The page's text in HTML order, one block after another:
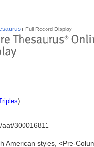
Full Record Display
)
300016811
American styles, <Pre-